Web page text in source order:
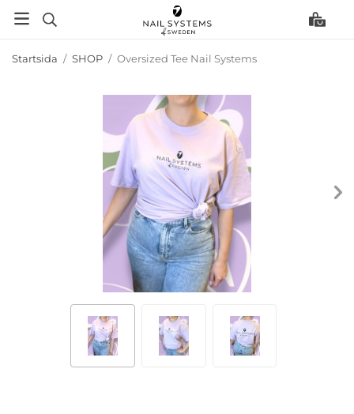
Startsida / SHOP / Oversized Tee Nail Systems